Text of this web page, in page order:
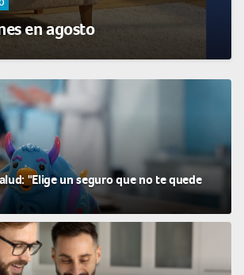
en agosto
"Elige un seguro que no te quede